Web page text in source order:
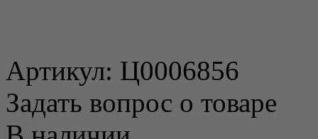
Артикул: Ц0006856
Задать вопрос о товаре